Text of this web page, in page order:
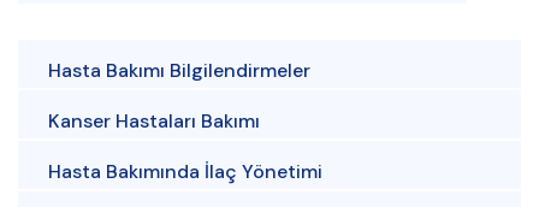
Hasta Bakımı Bilgilendirmeler
Kanser Hastaları Bakımı
Hasta Bakımında İlaç Yönetimi